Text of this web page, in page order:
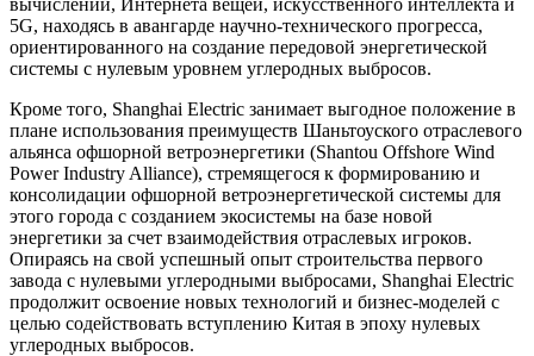
5G, находясь в авангарде научно-технического прогресса,
ориентированного на создание передовой энергетической
системы с нулевым уровнем углеродных выбросов.
Кроме того, Shanghai Electric занимает выгодное положение в
плане использования преимуществ Шаньтоуского отраслевого
альянса офшорной ветроэнергетики (Shantou Offshore Wind
Power Industry Alliance), стремящегося к формированию и
консолидации офшорной ветроэнергетической системы для
этого города с созданием экосистемы на базе новой
энергетики за счет взаимодействия отраслевых игроков.
Опираясь на свой успешный опыт строительства первого
завода с нулевыми углеродными выбросами, Shanghai Electric
продолжит освоение новых технологий и бизнес-моделей с
целью содействовать вступлению Китая в эпоху нулевых
углеродных выбросов.